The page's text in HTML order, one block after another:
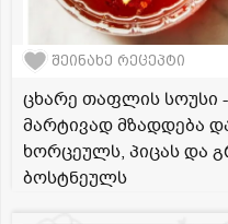
შეინახე რეცეპტი
ცხარე თაფლის სოუსი
მარტივად მზადდება
ხორცეულს, პიცას და
ბოსტნეულს